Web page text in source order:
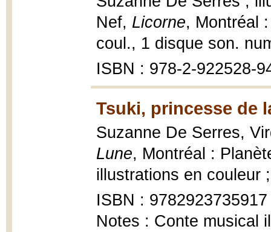
Nef, Licorne, Montréal
coul., 1 disque son.
ISBN : 978-2-922528-
Tsuki, princesse de
Suzanne De Serres,
Lune, Montréal :
illustrations en couleur
ISBN : 9782923735917
Notes : Conte musical